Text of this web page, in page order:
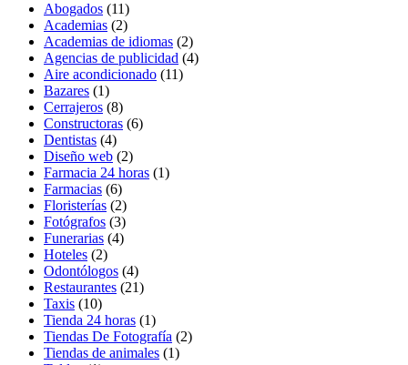
Abogados (11)
Academias (2)
Academias de idiomas (2)
Agencias de publicidad (4)
Aire acondicionado (11)
Bazares (1)
Cerrajeros (8)
Constructoras (6)
Dentistas (4)
Diseño web (2)
Farmacia 24 horas (1)
Farmacias (6)
Floristerías (2)
Fotógrafos (3)
Funerarias (4)
Hoteles (2)
Odontólogos (4)
Restaurantes (21)
Taxis (10)
Tienda 24 horas (1)
Tiendas De Fotografía (2)
Tiendas de animales (1)